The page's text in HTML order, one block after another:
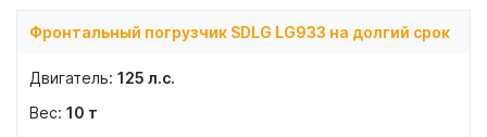
Фронтальный погрузчик SDLG LG933 на долгий срок
125 л.с.
10 т